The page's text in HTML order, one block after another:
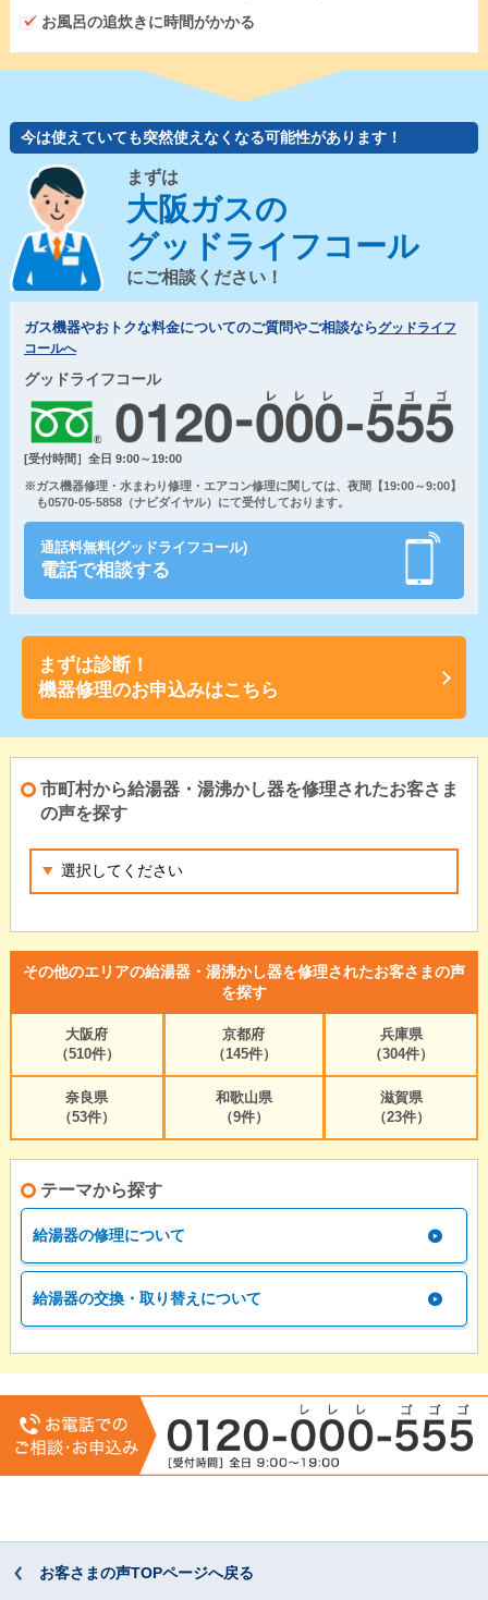
お風呂の追炊きに時間がかかる
今は使えていても突然使えなくなる可能性があります！
まずは
大阪ガスの
グッドライフコール
にご相談ください！
ガス機器やおトクな料金についてのご質問やご相談ならグッドライフ
コールへ
グッドライフコール
[受付時間］全日 9:00～19:00
※ガス機器修理・水まわり修理・エアコン修理に関しては、夜間【19:00～9:00】
も0570-05-5858（ナビダイヤル）にて受付しております。
通話料無料(グッドライフコール)
電話で相談する
まずは診断！
機器修理のお申込みはこちら
市町村から給湯器・湯沸かし器を修理されたお客さま
の声を探す
その他のエリアの給湯器・湯沸かし器を修理されたお客さまの声
を探す
大阪府
（510件）
京都府
（145件）
兵庫県
（304件）
奈良県
（53件）
和歌山県
（9件）
滋賀県
（23件）
テーマから探す
給湯器の修理について
給湯器の交換・取り替えについて
お客さまの声TOPページへ戻る